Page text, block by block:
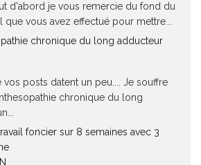
d'abord je vous remercie du fond du
vous avez effectué pour mettre...
chronique du long adducteur
vos posts datent un peu.... Je souffre
chronique du long
foncier sur 8 semaines avec 3